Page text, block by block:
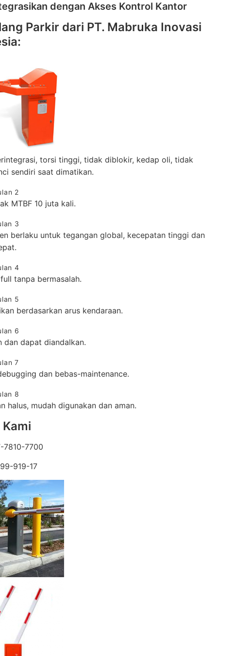
dengan Akses Kontrol Kantor
Parkir dari PT. Mabruka Inovasi
torsi tinggi, tidak diblokir, kedap oli, tidak
sendiri saat dimatikan.
MTBF 10 juta kali.
berlaku untuk tegangan global, kecepatan tinggi dan
tanpa bermasalah.
berdasarkan arus kendaraan.
dan dapat diandalkan.
dan bebas-maintenance.
halus, mudah digunakan dan aman.
7810-7700
919-17